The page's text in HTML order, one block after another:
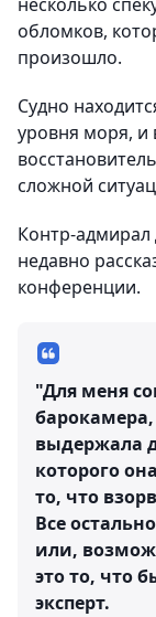
несколько
обломков,
произошло.
Судно
уровня моря, и
сложной
Контр-
недавно
конференции.
"Для меня
выдержала
которого
то, что
Все
или,
это то, что
эксперт.